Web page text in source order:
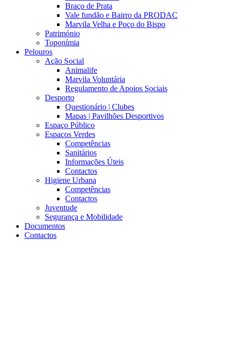
Braço de Prata
Vale fundão e Bairro da PRODAC
Marvila Velha e Poço do Bispo
Património
Toponímia
Pelouros
Ação Social
Animalife
Marvila Voluntária
Regulamento de Apoios Sociais
Desporto
Questionário | Clubes
Mapas | Pavilhões Desportivos
Espaço Público
Espaços Verdes
Competências
Sanitários
Informações Úteis
Contactos
Higiene Urbana
Competências
Contactos
Juventude
Segurança e Mobilidade
Documentos
Contactos